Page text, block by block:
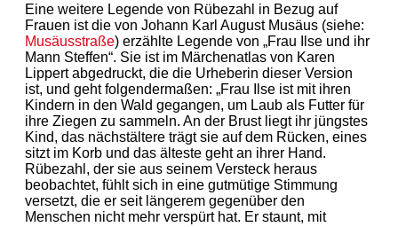
Eine weitere Legende von Rübezahl in Bezug auf
Frauen ist die von Johann Karl August Musäus (siehe:
Musäusstraße) erzählte Legende von „Frau Ilse und ihr
Mann Steffen“. Sie ist im Märchenatlas von Karen
Lippert abgedruckt, die die Urheberin dieser Version
ist, und geht folgendermaßen: „Frau Ilse ist mit ihren
Kindern in den Wald gegangen, um Laub als Futter für
ihre Ziegen zu sammeln. An der Brust liegt ihr jüngstes
Kind, das nächstältere trägt sie auf dem Rücken, eines
sitzt im Korb und das älteste geht an ihrer Hand.
Rübezahl, der sie aus seinem Versteck heraus
beobachtet, fühlt sich in eine gutmütige Stimmung
versetzt, die er seit längerem gegenüber den
Menschen nicht mehr verspürt hat. Er staunt, mit